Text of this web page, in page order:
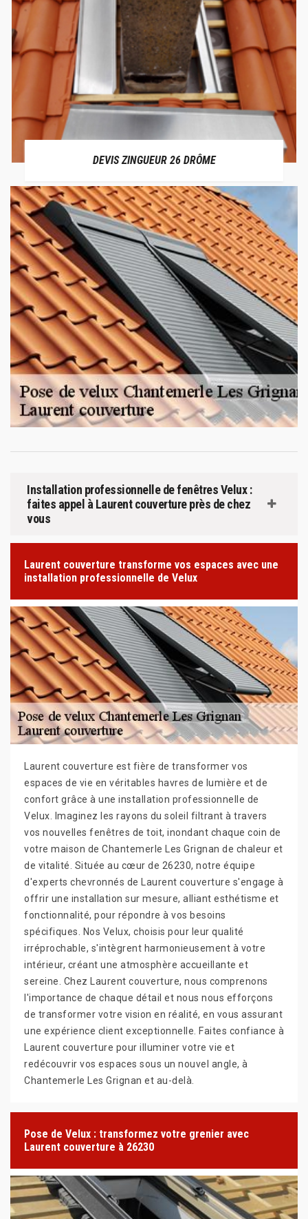
DEVIS ZINGUEUR 26 DRÔME
Installation professionnelle de fenêtres Velux :
faites appel à Laurent couverture près de chez
vous
Laurent couverture transforme vos espaces avec une
installation professionnelle de Velux
Laurent couverture est fière de transformer vos
espaces de vie en véritables havres de lumière et de
confort grâce à une installation professionnelle de
Velux. Imaginez les rayons du soleil filtrant à travers
vos nouvelles fenêtres de toit, inondant chaque coin de
votre maison de Chantemerle Les Grignan de chaleur et
de vitalité. Située au cœur de 26230, notre équipe
d'experts chevronnés de Laurent couverture s'engage à
offrir une installation sur mesure, alliant esthétisme et
fonctionnalité, pour répondre à vos besoins
spécifiques. Nos Velux, choisis pour leur qualité
irréprochable, s'intègrent harmonieusement à votre
intérieur, créant une atmosphère accueillante et
sereine. Chez Laurent couverture, nous comprenons
l'importance de chaque détail et nous nous efforçons
de transformer votre vision en réalité, en vous assurant
une expérience client exceptionnelle. Faites confiance à
Laurent couverture pour illuminer votre vie et
redécouvrir vos espaces sous un nouvel angle, à
Chantemerle Les Grignan et au-delà.
Pose de Velux : transformez votre grenier avec
Laurent couverture à 26230